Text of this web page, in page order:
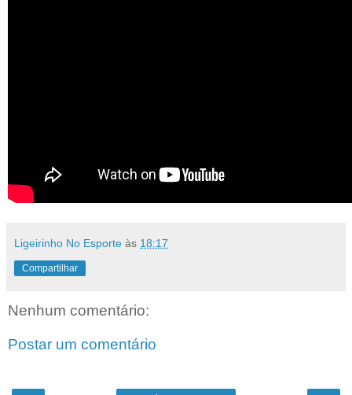
Ligeirinho No Esporte às 18:17
Compartilhar
Nenhum comentário:
Postar um comentário